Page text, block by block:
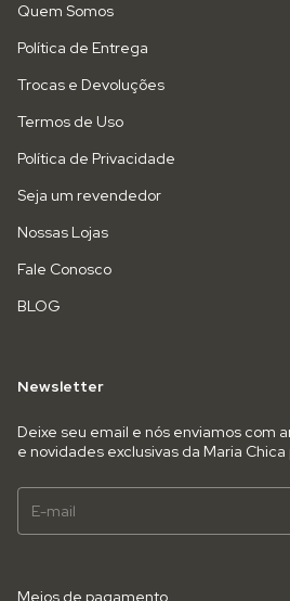
Quem Somos
Política de Entrega
Trocas e Devoluções
Termos de Uso
Política de Privacidade
Seja um revendedor
Nossas Lojas
Fale Conosco
BLOG
Newsletter
Deixe seu email e nós enviamos com
e novidades exclusivas da Maria Chica
Meios de pagamento